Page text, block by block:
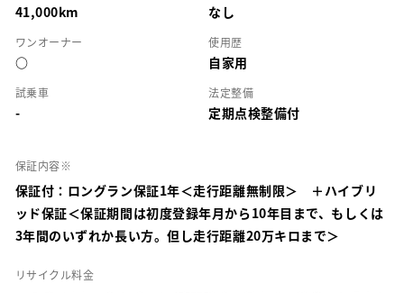
41,000km なし
ワンオーナー
○
使用歴
自家用
試乗車
-
法定整備
定期点検整備付
保証内容※
保証付：ロングラン保証1年＜走行距離無制限＞ ＋ハイブリ
ッド保証＜保証期間は初度登録年月から10年目まで、もしくは
3年間のいずれか長い方。但し走行距離20万キロまで＞
リサイクル料金